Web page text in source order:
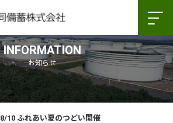
INFORMATION
お知らせ
8/10 ふれあい夏のつどい開催